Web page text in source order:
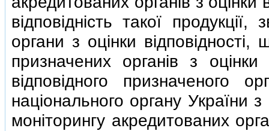
вiдповiднiсть такої
органи з оцiнки вiдповiдностi,
призначених органiв з оцiнки
вiдповiдного призначеного
нацiонального органу України
монiторингу акредитованих